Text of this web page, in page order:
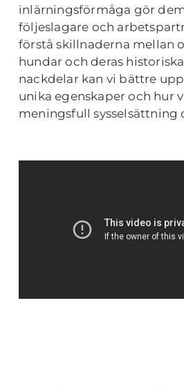
inlärningsförmåga gör
följeslagare och
förstå skillnaderna mellan
hundar och deras
nackdelar kan vi bättre
unika egenskaper och hur
meningsfull sysselsättning